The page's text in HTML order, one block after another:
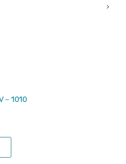
– 1010